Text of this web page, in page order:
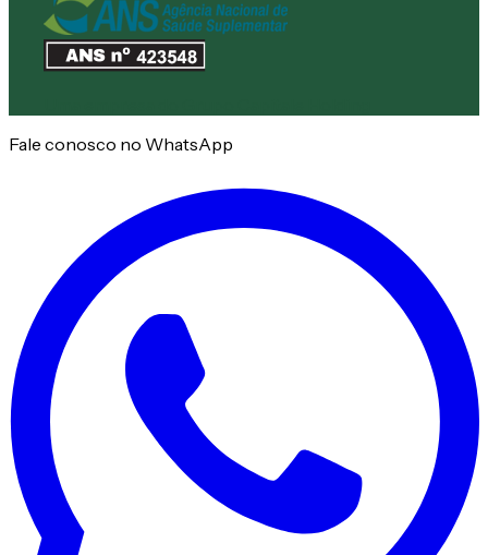
Fale conosco no WhatsApp